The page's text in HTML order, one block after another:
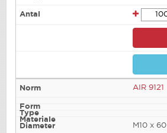
AIR 9121
M10 x 60